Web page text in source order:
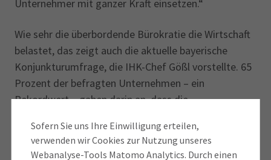
Sofern Sie uns Ihre Einwilligung erteilen,
verwenden wir Cookies zur Nutzung unseres
Webanalyse-Tools Matomo Analytics. Durch einen
Unterneh­mer mit ganzer Kraft einsetzen.“
Wie sehr die überbordende Bürokratie die Wirtschaft
belastet, das zeigt auch die aktuelle bayerische
Konjunkturumfrage, die IHK-Chef Gößl vorstellte. 65
Prozent der befragten Unternehmen – ein
Rekordwert – gaben darin an, dass die
größte Risiko für ihre Geschäftstätigkeit in den
kommenden zwölf Monaten darstellen. Die meisten